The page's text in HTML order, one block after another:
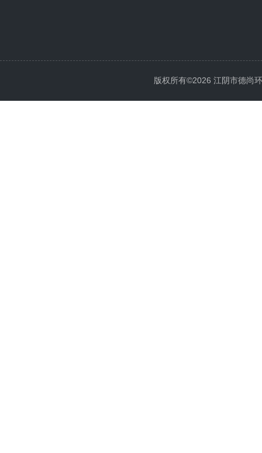
版权所有©2026 江阴市德尚